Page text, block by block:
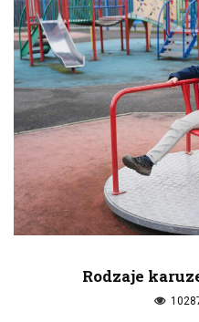
Rodzaje